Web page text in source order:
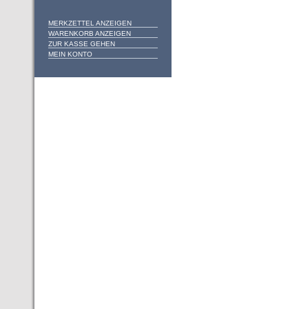
MERKZETTEL ANZEIGEN
WARENKORB ANZEIGEN
ZUR KASSE GEHEN
MEIN KONTO